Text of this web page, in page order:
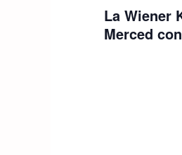
La Wiener
Merced